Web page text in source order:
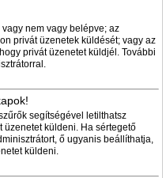
nem vagy belépve; az
privát üzenetek küldését; vagy az
privát üzenetet küldjél. További
segítségével letilthatsz
üzenetet küldeni. Ha sértegető
ő ugyanis beállíthatja,
küldeni.